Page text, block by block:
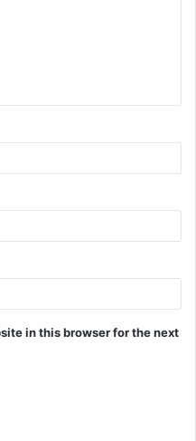
in this browser for the next